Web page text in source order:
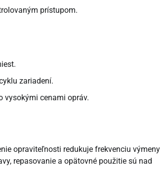
prístupom.
zariadení.
vysokými cenami opráv.
opraviteľnosti redukuje frekvenciu výmeny
repasovanie a opätovné použitie sú nad